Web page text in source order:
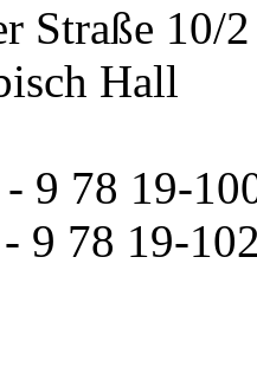
Straße 10/2
Hall
9 78 19-
9 78 19-